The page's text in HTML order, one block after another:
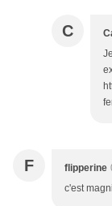
C
F flipperine
c'est